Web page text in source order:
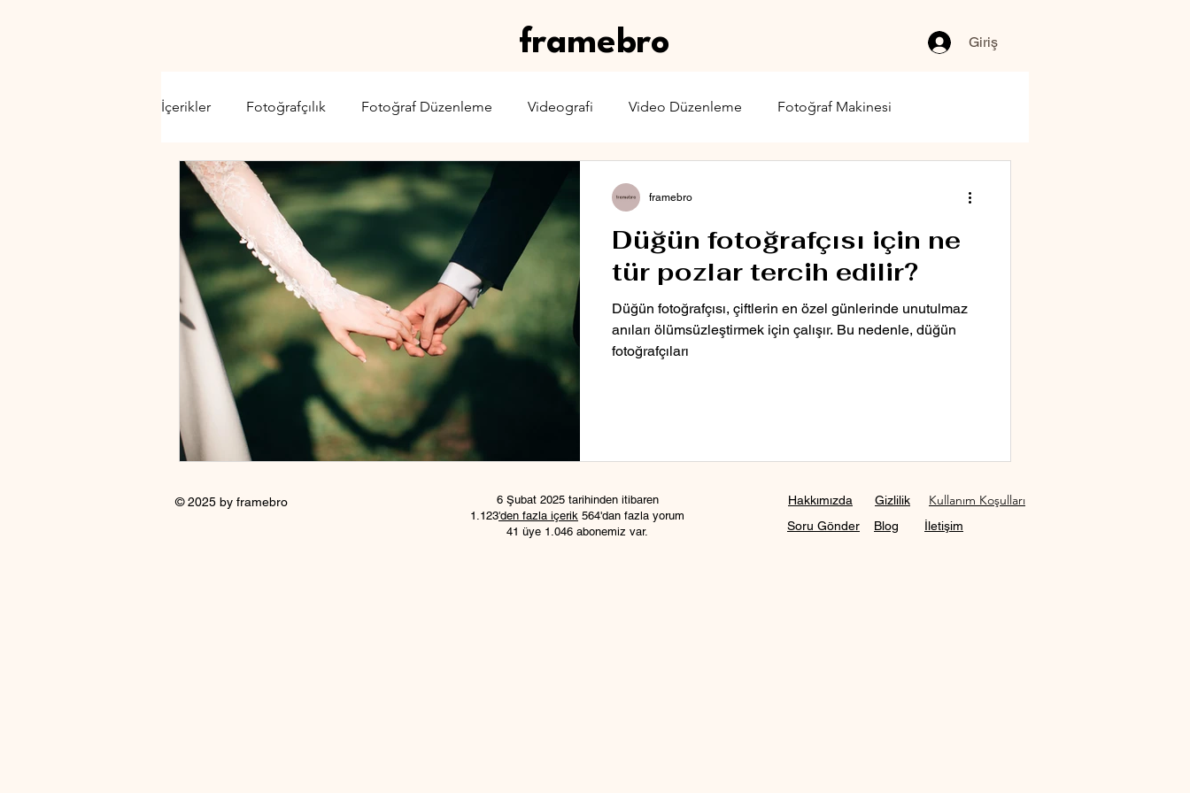
framebro Giriş
İçerikler Fotoğrafçılık Fotoğraf Düzenleme Videografi Video Düzenleme Fotoğraf Makinesi
Video Kamera Lens Drone Karşılaştırma
Düğün fotoğrafçısı için ne
tür pozlar tercih edilir?
Düğün fotoğrafçısı, çiftlerin en özel günlerinde unutulmaz
anıları ölümsüzleştirmek için çalışır. Bu nedenle, düğün
fotoğrafçıları
framebro
© 2025 by framebro
6 Şubat 2025 tarihinden itibaren
1.123'den fazla içerik 564'dan fazla yorum
41 üye 1.046 abonemiz var.
Hakkımızda
Soru Gönder
Gizlilik
Blog
Kullanım Koşulları
İletişim